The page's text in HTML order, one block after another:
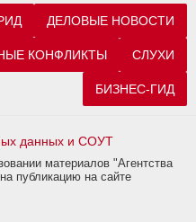
ДЕЛОВЫЕ НОВОСТИ
КОНФЛИКТЫ СЛУХИ
БИЗНЕС-ГИД
данных и СОУТ
материалов "Агентства
публикацию на сайте